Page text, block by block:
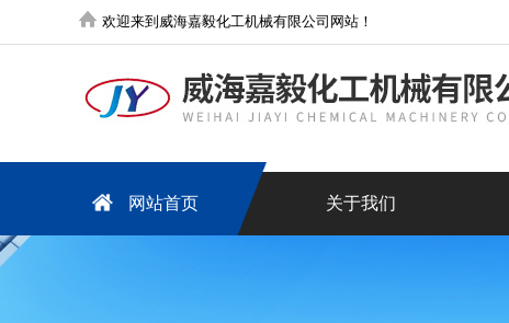
欢迎来到威海嘉毅化工机械有限公司网站！
网站首页 关于我们